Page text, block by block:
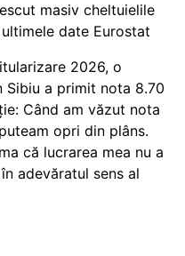
masiv cheltuielile
date Eurostat
2026, o
Sibiu a primit nota 8.70
Când am văzut nota
opri din plâns.
că lucrarea mea nu a
adevăratul sens al